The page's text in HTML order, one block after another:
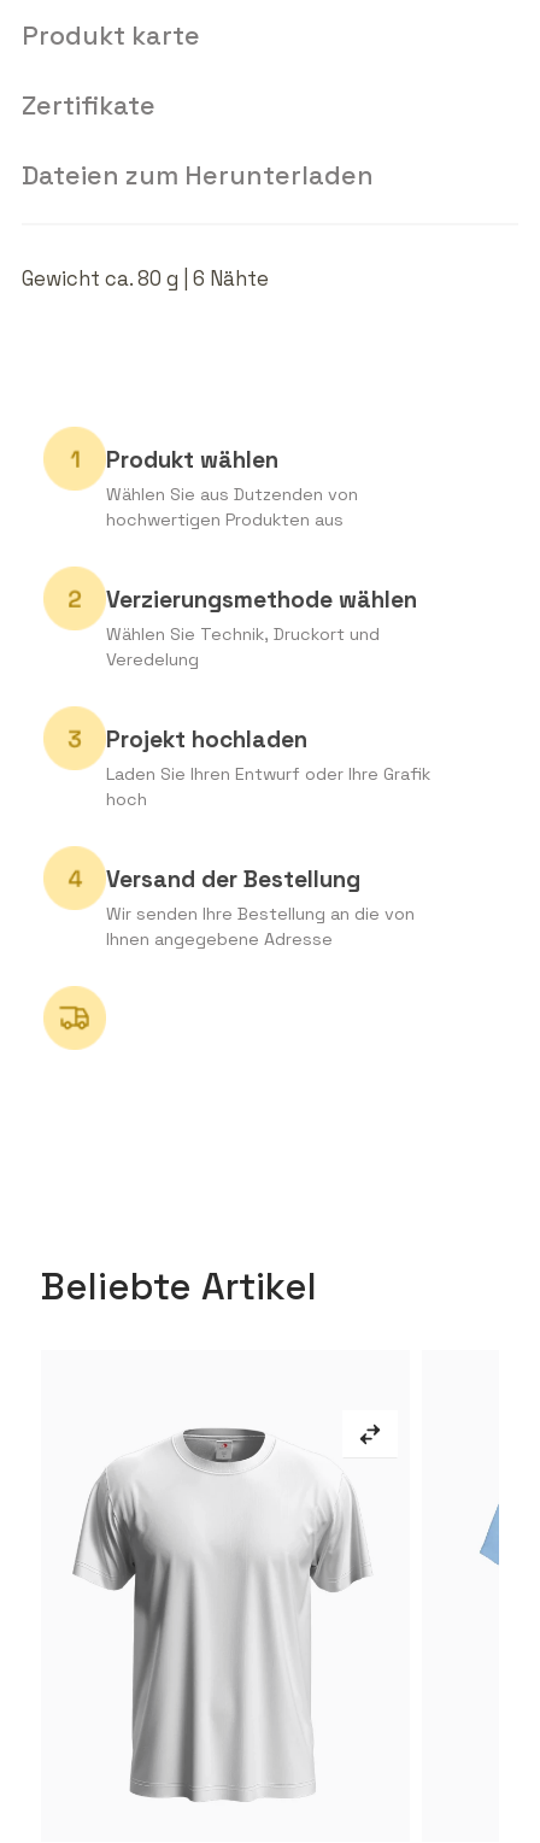
Produkt karte
Zertifikate
Dateien zum Herunterladen
Gewicht ca. 80 g | 6 Nähte
Produkt wählen
Wählen Sie aus Dutzenden von
hochwertigen Produkten aus
Verzierungsmethode wählen
Wählen Sie Technik, Druckort und
Veredelung
Projekt hochladen
Laden Sie Ihren Entwurf oder Ihre Grafik
hoch
Versand der Bestellung
Wir senden Ihre Bestellung an die von
Ihnen angegebene Adresse
Beliebte Artikel